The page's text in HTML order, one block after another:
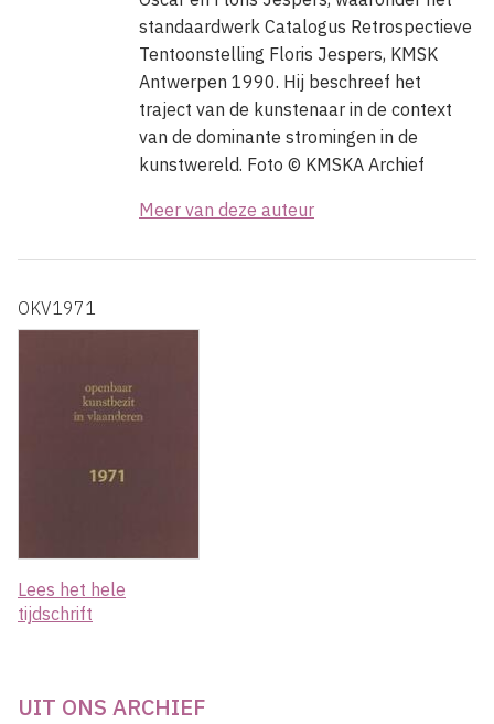
standaardwerk Catalogus Retrospectieve
Tentoonstelling Floris Jespers, KMSK
Antwerpen 1990. Hij beschreef het
traject van de kunstenaar in de context
van de dominante stromingen in de
kunstwereld. Foto © KMSKA Archief
Meer van deze auteur
OKV1971
Lees het hele
tijdschrift
UIT ONS ARCHIEF